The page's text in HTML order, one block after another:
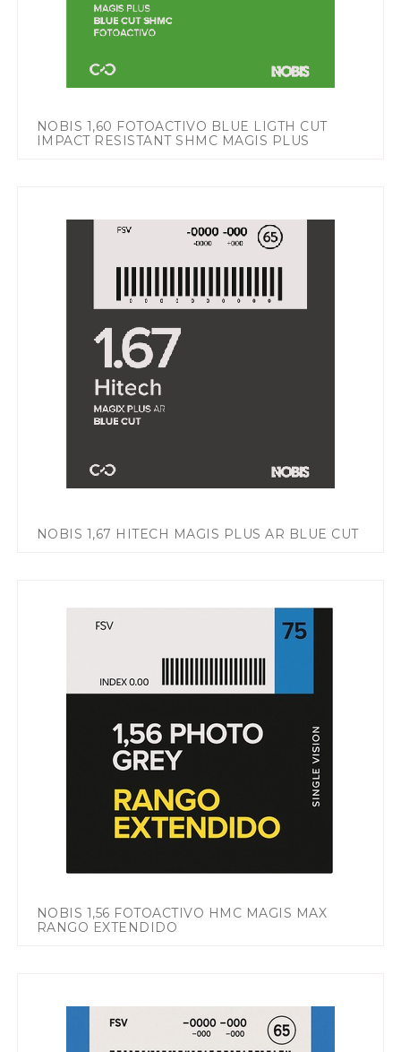
NOBIS 1,60 FOTOACTIVO BLUE LIGTH CUT
IMPACT RESISTANT SHMC MAGIS PLUS
NOBIS 1,67 HITECH MAGIS PLUS AR BLUE CUT
NOBIS 1,56 FOTOACTIVO HMC MAGIS MAX
RANGO EXTENDIDO